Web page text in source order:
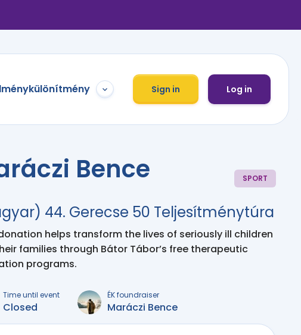
Sign in Log in
Bence SPORT
44. Gerecse 50 Teljesítménytúra
helps transform the lives of seriously ill children
families through Bátor Tábor’s free therapeutic
programs.
Time until event
Closed
ÉK foundraiser
Maráczi Bence